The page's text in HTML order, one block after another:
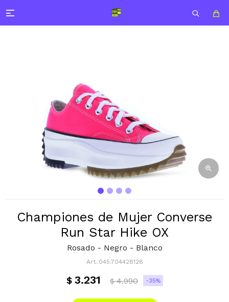

Championes de Mujer Converse
Run Star Hike OX
Rosado - Negro - Blanco
045.704428128
$ 3.231 $ 4.990 35